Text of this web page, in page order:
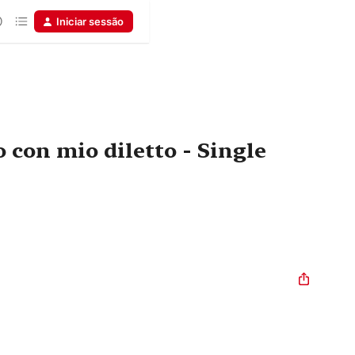
Iniciar sessão
con mio diletto - Single